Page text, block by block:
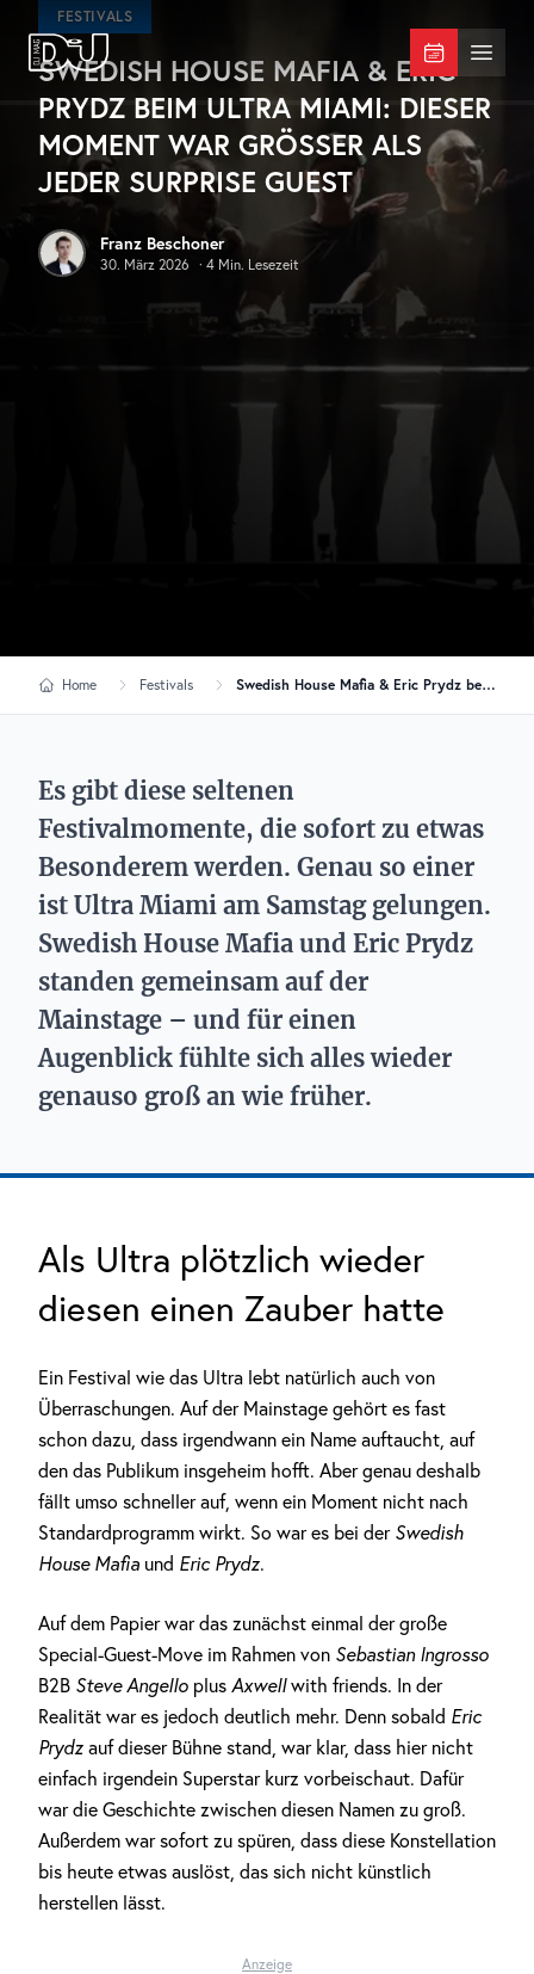
Zum Hauptinhalt springen
DJ Mag Germany Menü
FESTIVALS
SWEDISH HOUSE MAFIA & ERIC
PRYDZ BEIM ULTRA MIAMI: DIESER
MOMENT WAR GRÖSSER ALS J
EDER SURPRISE GUEST
Franz Beschoner
30. März 2026 · 4 Min. Lesezeit
Home Festivals Swedish House Mafia & Eric Prydz beim Ultra Miami: Dieser Moment war größer als jeder Surprise Guest
Es gibt diese seltenen
Festivalmomente, die sofort zu etwas
Besonderem werden. Genau so einer
ist Ultra Miami am Samstag gelungen.
Swedish House Mafia und Eric Prydz
standen gemeinsam auf der
Mainstage – und für einen
Augenblick fühlte sich alles wieder
genauso groß an wie früher.
Als Ultra plötzlich wieder
diesen einen Zauber hatte
Ein Festival wie das Ultra lebt natürlich auch von
Überraschungen. Auf der Mainstage gehört es fast
schon dazu, dass irgendwann ein Name auftaucht, auf
den das Publikum insgeheim hofft. Aber genau deshalb
fällt umso schneller auf, wenn ein Moment nicht nach
Standardprogramm wirkt. So war es bei der Swedish
House Mafia und Eric Prydz.
Auf dem Papier war das zunächst einmal der große
Special-Guest-Move im Rahmen von Sebastian Ingrosso
B2B Steve Angello plus Axwellwith friends. In der
Realität war es jedoch deutlich mehr. Denn sobald Eric
Prydz auf dieser Bühne stand, war klar, dass hier nicht
einfach irgendein Superstar kurz vorbeischaut. Dafür
war die Geschichte zwischen diesen Namen zu groß.
Außerdem war sofort zu spüren, dass diese Konstellation
bis heute etwas auslöst, das sich nicht künstlich
herstellen lässt.
Anzeige